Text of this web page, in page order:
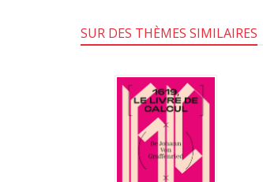
SUR DES THÈMES SIMILAIRES